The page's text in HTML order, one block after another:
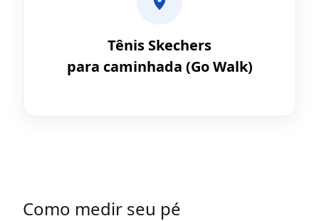
Tênis Skechers
para caminhada (Go Walk)
Como medir seu pé